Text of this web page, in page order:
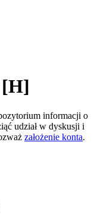
informacji o
udział w dyskusji i
założenie konta.